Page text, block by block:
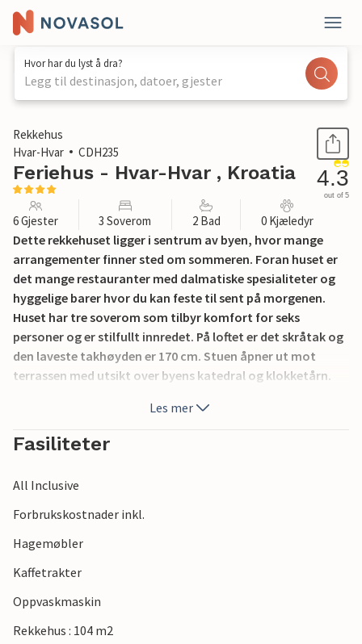
Hvor har du lyst å dra?
Legg til destinasjon, datoer, gjester
1 / 32
Rekkehus
Hvar-Hvar
CDH235
Feriehus - Hvar-Hvar , Kroatia 4.3
out of 5
6 Gjester 3 Soverom 2 Bad 0 Kjæledyr
Dette rekkehuset ligger i sentrum av byen, hvor mange
arrangementer finner sted om sommeren. Foran huset er
det mange restauranter med dalmatiske spesialiteter og
hyggelige barer hvor du kan feste til sent på morgenen.
Huset har tre soverom som tilbyr komfort for seks
personer og er stilfullt innredet. På loftet er det skråtak og
den laveste takhøyden er 170 cm. Stuen åpner ut mot
terrassen med utsikt over byens katedral og klokketårn.
Les mer
Fasiliteter
All Inclusive
Forbrukskostnader inkl.
Hagemøbler
Kaffetrakter
Oppvaskmaskin
Rekkehus : 104 m2